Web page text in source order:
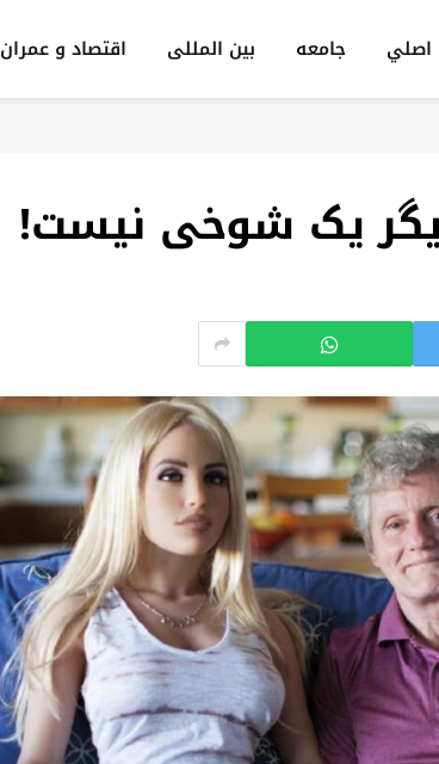
جامعه بين المللى اقتصاد و عمران
دیگر یک شوخی نیست!